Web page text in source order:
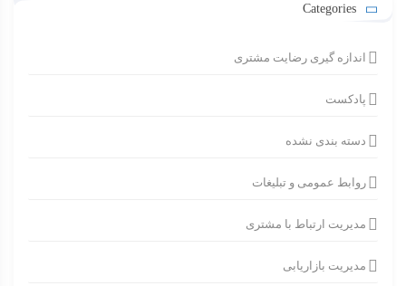
Categories
اندازه گیری رضایت مشتری
پادکست
دسته بندی نشده
روابط عمومی و تبلیغات
مدیریت ارتباط با مشتری
مدیریت بازاریابی